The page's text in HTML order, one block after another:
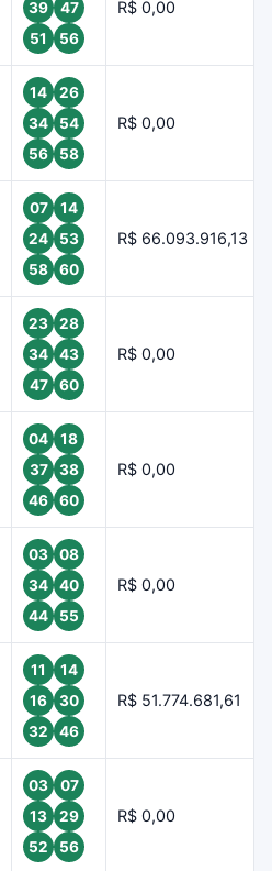
39
47
51
56
R$ 0,00
14
26
34
54
56
58
R$ 0,00
07
14
24
53
58
60
R$ 66.093.916,13
23
28
34
43
47
60
R$ 0,00
04
18
37
38
46
60
R$ 0,00
03
08
34
40
44
55
R$ 0,00
11
14
16
30
32
46
R$ 51.774.681,61
03
07
13
29
52
56
R$ 0,00